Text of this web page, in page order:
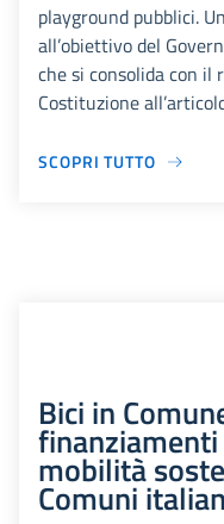
playground pubblici.
all’obiettivo del
che si consolida con il
Costituzione
SCOPRI TUTTO
Bici in
mobilità
Comuni